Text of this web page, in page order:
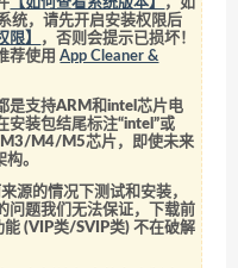
统，请先开启安装权限后
限】
，否则会提示已损坏！
荐使用App Cleaner &
是支持ARM和intel芯片电
安装包结尾标注“intel”或
M4/M5芯片，即使未来
。
源的情况下测试和安装，
问题我们无法保证，下载前
(VIP类/SVIP类) 不在破解